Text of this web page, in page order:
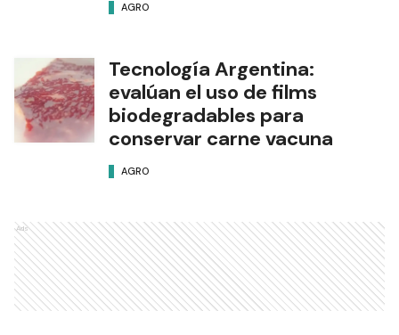
AGRO
Tecnología Argentina:
evalúan el uso de films
biodegradables para
conservar carne vacuna
AGRO
Ads